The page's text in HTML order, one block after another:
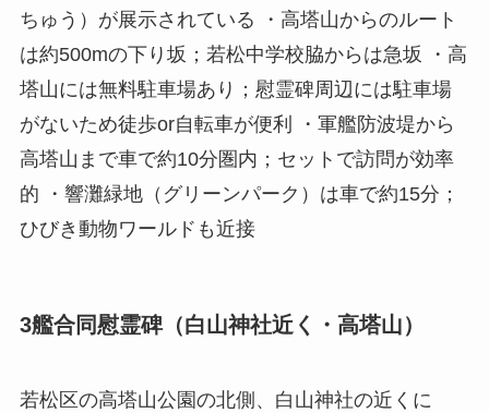
ちゅう）が展示されている ・高塔山からのルート
は約500mの下り坂；若松中学校脇からは急坂 ・高
塔山には無料駐車場あり；慰霊碑周辺には駐車場
がないため徒歩or自転車が便利 ・軍艦防波堤から
高塔山まで車で約10分圏内；セットで訪問が効率
的 ・響灘緑地（グリーンパーク）は車で約15分；
ひびき動物ワールドも近接
3艦合同慰霊碑（白山神社近く・高塔山）
若松区の高塔山公園の北側、白山神社の近くに